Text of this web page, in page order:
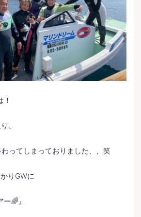
、
ってしまっておりました、、笑
りGWに
🌈』